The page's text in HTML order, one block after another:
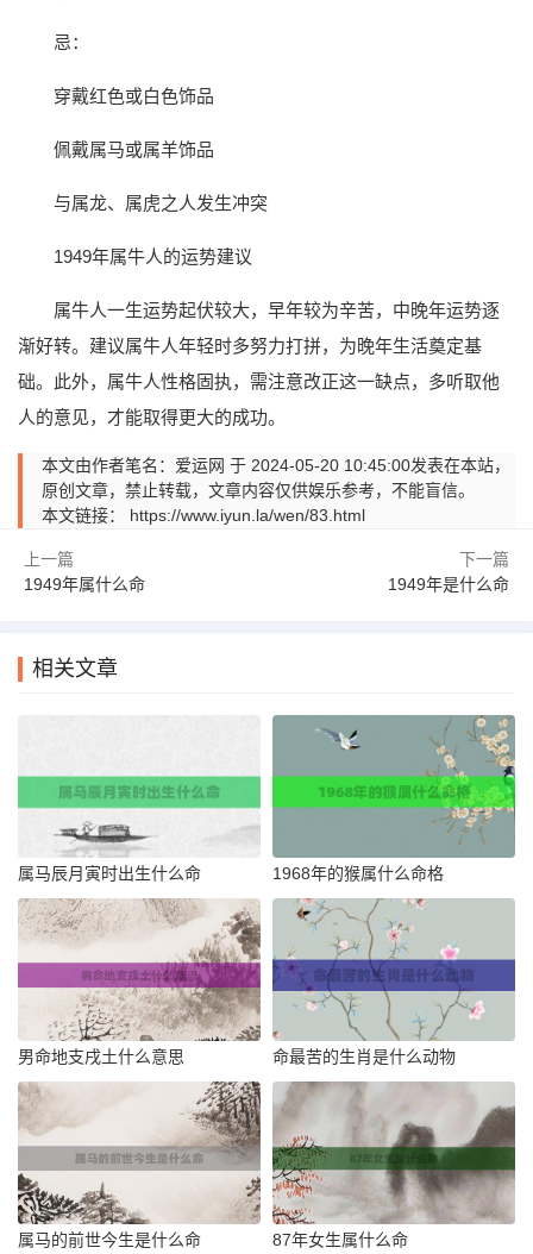
忌：
穿戴红色或白色饰品
佩戴属马或属羊饰品
与属龙、属虎之人发生冲突
1949年属牛人的运势建议
属牛人一生运势起伏较大，早年较为辛苦，中晚年运势逐
渐好转。建议属牛人年轻时多努力打拼，为晚年生活奠定基
础。此外，属牛人性格固执，需注意改正这一缺点，多听取他
人的意见，才能取得更大的成功。
本文由作者笔名：爱运网 于 2024-05-20 10:45:00发表在本站，
原创文章，禁止转载，文章内容仅供娱乐参考，不能盲信。
本文链接： https://www.iyun.la/wen/83.html
上一篇
1949年属什么命
下一篇
1949年是什么命
相关文章
属马辰月寅时出生什么命 1968年的猴属什么命格
男命地支戌土什么意思 命最苦的生肖是什么动物
属马的前世今生是什么命 87年女生属什么命